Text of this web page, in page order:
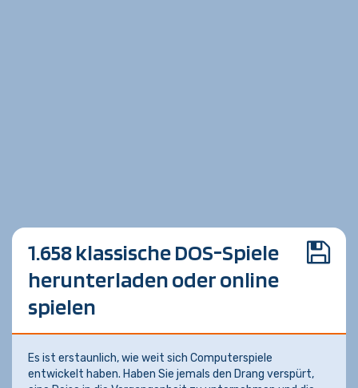
1.658 klassische DOS-Spiele
herunterladen oder online
spielen
Es ist erstaunlich, wie weit sich Computerspiele
entwickelt haben. Haben Sie jemals den Drang verspürt,